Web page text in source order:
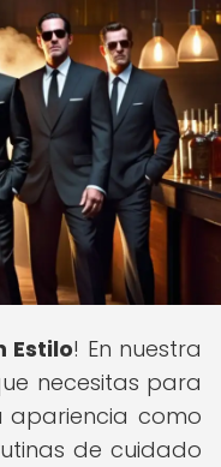
Estilo! En nuestra
necesitas para
apariencia como
de cuidado